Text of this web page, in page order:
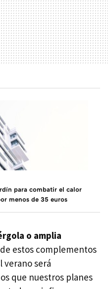
para combatir el calor
menos de 35 euros
o amplia
estos complementos
verano será
que nuestros planes